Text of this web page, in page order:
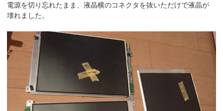
電源を切り忘れたまま、液晶横のコネクタを抜いただけで液晶が
壊れました。